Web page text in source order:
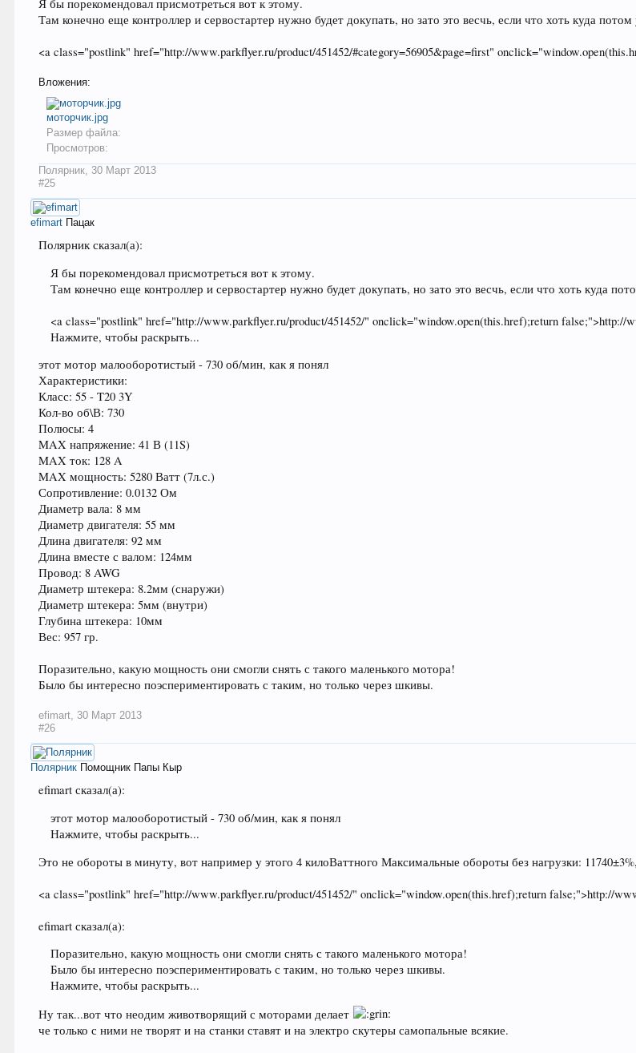
Я бы порекомендовал присмотреться вот к этому.
Там конечно еще контроллер и сервостартер нужно будет докупать, но зато это весчь, если что хоть куда
<a class="postlink" href="http://www.parkflyer.ru/product/451452/#category=56905&page=first"
Вложения:
моторчик.jpg
Размер файла:
Просмотров:
Полярник 30 Март 2013
#25
efimart Пацак
Полярник сказал(а):
Я бы порекомендовал присмотреться вот к этому.
Там конечно еще контроллер и сервостартер нужно будет докупать, но зато это весчь, если что хоть куда
<a class="postlink" href="http://www.parkflyer.ru/product/451452/" onclick="window.open(this.href);return false;">http://
Нажмите, чтобы раскрыть...
этот мотор малооборотистый - 730 об/мин, как я понял
Характеристики:
Класс: 55 - T20 3Y
Кол-во об\В: 730
Полюсы: 4
MAX напряжение: 41 В (11S)
MAX ток: 128 A
MAX мощность: 5280 Ватт (7л.с.)
Сопротивление: 0.0132 Ом
Диаметр вала: 8 мм
Диаметр двигателя: 55 мм
Длина двигателя: 92 мм
Длина вместе с валом: 124мм
Провод: 8 AWG
Диаметр штекера: 8.2мм (снаружи)
Диаметр штекера: 5мм (внутри)
Глубина штекера: 10мм
Вес: 957 гр.
Поразительно, какую мощность они смогли снять с такого маленького мотора!
Было бы интересно поэспериментировать с таким, но только через шкивы.
efimart, 30 Март 2013
#26
Полярник Помощник Папы Кыр
efimart сказал(а):
этот мотор малооборотистый - 730 об/мин, как я понял
Нажмите, чтобы раскрыть...
Это не обороты в минуту, вот например у этого 4 килоВаттного Максимальные обороты без нагрузки:
<a class="postlink" href="http://www.parkflyer.ru/product/451452/" onclick="window.open(this.href);return false;">http://
efimart сказал(а):
Поразительно, какую мощность они смогли снять с такого маленького мотора!
Было бы интересно поэспериментировать с таким, но только через шкивы.
Нажмите, чтобы раскрыть...
Ну так...вот что неодим животворящий с моторами делает
че только с ними не творят и на станки ставят и на электро скутеры самопальные всякие.